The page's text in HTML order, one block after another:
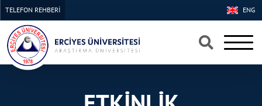
×
×
ENG
TELEFON REHBERİ